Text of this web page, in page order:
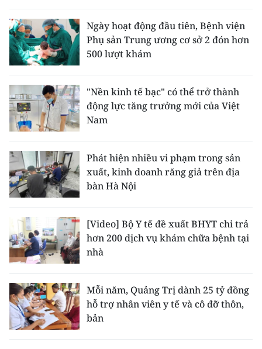
Ngày hoạt động đầu tiên, Bệnh viện
Phụ sản Trung ương cơ sở 2 đón hơn
500 lượt khám
"Nền kinh tế bạc" có thể trở thành
động lực tăng trưởng mới của Việt
Nam
Phát hiện nhiều vi phạm trong sản
xuất, kinh doanh răng giả trên địa
bàn Hà Nội
[Video] Bộ Y tế đề xuất BHYT chi trả
hơn 200 dịch vụ khám chữa bệnh tại
nhà
Mỗi năm, Quảng Trị dành 25 tỷ đồng
hỗ trợ nhân viên y tế và cô đỡ thôn,
bản